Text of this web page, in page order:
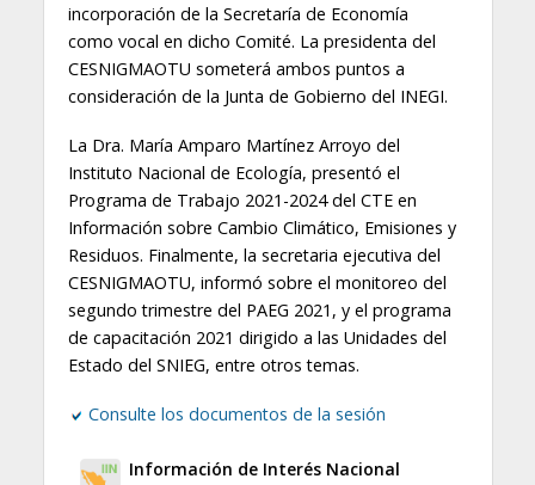
incorporación de la Secretaría de Economía
como vocal en dicho Comité. La presidenta del
CESNIGMAOTU someterá ambos puntos a
consideración de la Junta de Gobierno del INEGI.
La Dra. María Amparo Martínez Arroyo del
Instituto Nacional de Ecología, presentó el
Programa de Trabajo 2021-2024 del CTE en
Información sobre Cambio Climático, Emisiones y
Residuos. Finalmente, la secretaria ejecutiva del
CESNIGMAOTU, informó sobre el monitoreo del
segundo trimestre del PAEG 2021, y el programa
de capacitación 2021 dirigido a las Unidades del
Estado del SNIEG, entre otros temas.
Consulte los documentos de la sesión
Información de Interés Nacional